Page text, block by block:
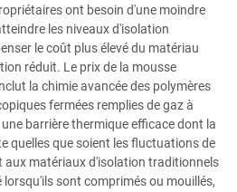
ont besoin d'une moindre
les niveaux d'isolation
le coût plus élevé du matériau
réduit. Le prix de la mousse
la chimie avancée des polymères
fermées remplies de gaz à
barrière thermique efficace dont la
quelles que soient les fluctuations de
matériaux d'isolation traditionnels
sont comprimés ou mouillés,